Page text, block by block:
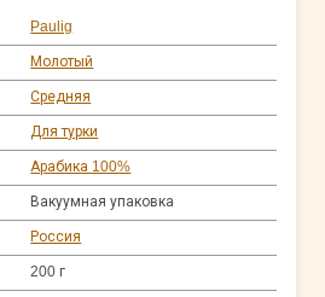
Paulig
Молотый
Средняя
Для турки
Арабика 100%
Вакуумная упаковка
Россия
200 г